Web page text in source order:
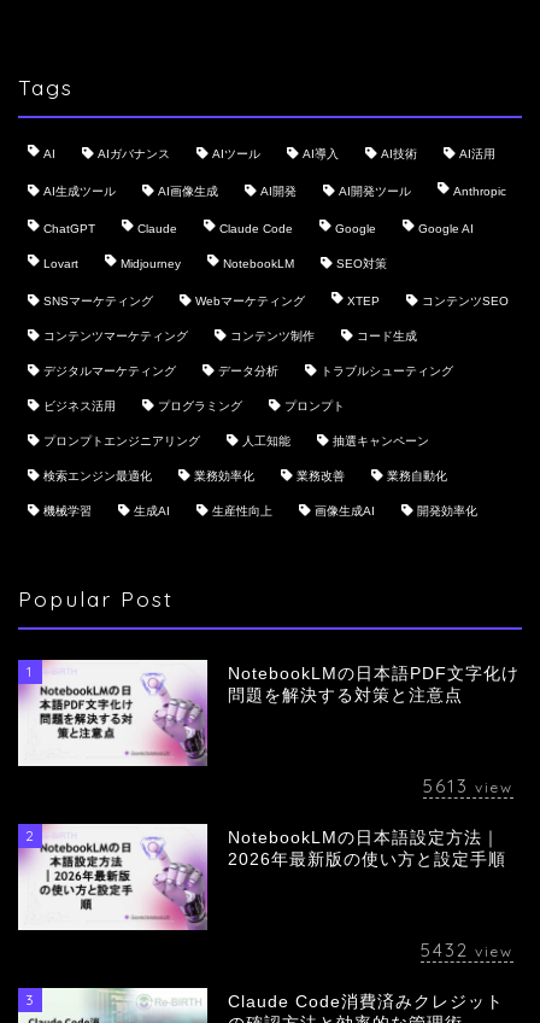
Tags
AI AIガバナンス AIツール AI導入 AI技術 AI活用
AI生成ツール AI画像生成 AI開発 AI開発ツール Anthropic
ChatGPT Claude Claude Code Google Google AI
Lovart Midjourney NotebookLM SEO対策
SNSマーケティング Webマーケティング XTEP コンテンツSEO
コンテンツマーケティング コンテンツ制作 コード生成
デジタルマーケティング データ分析 トラブルシューティング
ビジネス活用 プログラミング プロンプト
プロンプトエンジニアリング 人工知能 抽選キャンペーン
検索エンジン最適化 業務効率化 業務改善 業務自動化
機械学習 生成AI 生産性向上 画像生成AI 開発効率化
Popular Post
1
NotebookLMの日本語PDF文字化け
問題を解決する対策と注意点
5613 view
2
NotebookLMの日本語設定方法｜
2026年最新版の使い方と設定手順
5432 view
3
Claude Code消費済みクレジット
会社概要
採用情報